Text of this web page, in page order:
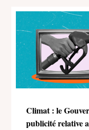
Climat : le
publicité relative